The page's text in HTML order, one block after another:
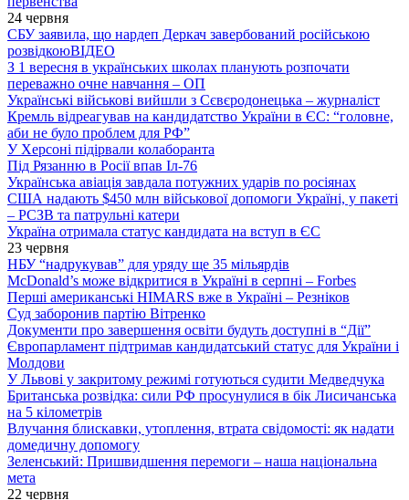
24 червня
СБУ заявила, що нардеп Деркач завербований російською
розвідкоюВІДЕО
З 1 вересня в українських школах планують розпочати
переважно очне навчання – ОП
Українські військові вийшли з Сєвєродонецька – журналіст
Кремль відреагував на кандидатство України в ЄС: “головне,
аби не було проблем для РФ”
У Херсоні підірвали колаборанта
Під Рязанню в Росії впав Іл-76
Українська авіація завдала потужних ударів по росіянах
США надають $450 млн військової допомоги Україні, у пакеті
– РСЗВ та патрульні катери
Україна отримала статус кандидата на вступ в ЄС
23 червня
НБУ “надрукував” для уряду ще 35 мільярдів
McDonald’s може відкритися в Україні в серпні – Forbes
Перші американські HIMARS вже в Україні – Резніков
Суд заборонив партію Вітренко
Документи про завершення освіти будуть доступні в “Дії”
Європарламент підтримав кандидатський статус для України і
Молдови
У Львові у закритому режимі готуються судити Медведчука
Британська розвідка: сили РФ просунулися в бік Лисичанська
на 5 кілометрів
Влучання блискавки, утоплення, втрата свідомості: як надати
домедичну допомогу
Зеленський: Пришвидшення перемоги – наша національна
мета
22 червня